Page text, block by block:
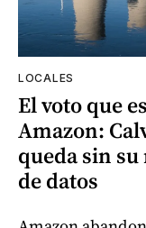
LOCALES
El voto que
Amazon:
queda sin
de datos